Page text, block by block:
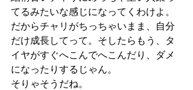
てるみたいな感じになってくわけよ。
だからチャリがちっちゃいまま、自分
だけ成長してって。そしたらもう、タ
イヤがすぐへこんでへこんだり、ダメ
になったりするじゃん。
そりゃそうだね。